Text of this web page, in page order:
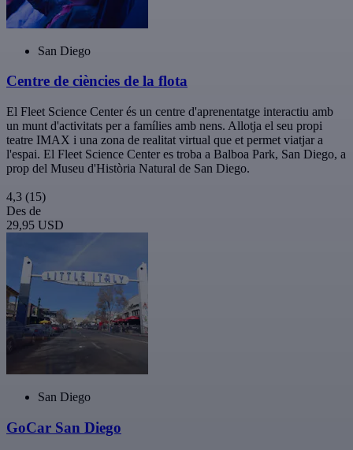
San Diego
Centre de ciències de la flota
El Fleet Science Center és un centre d'aprenentatge interactiu amb
un munt d'activitats per a famílies amb nens. Allotja el seu propi
teatre IMAX i una zona de realitat virtual que et permet viatjar a
l'espai. El Fleet Science Center es troba a Balboa Park, San Diego, a
prop del Museu d'Història Natural de San Diego.
4,3 (15)
Des de
29,95 USD
San Diego
GoCar San Diego